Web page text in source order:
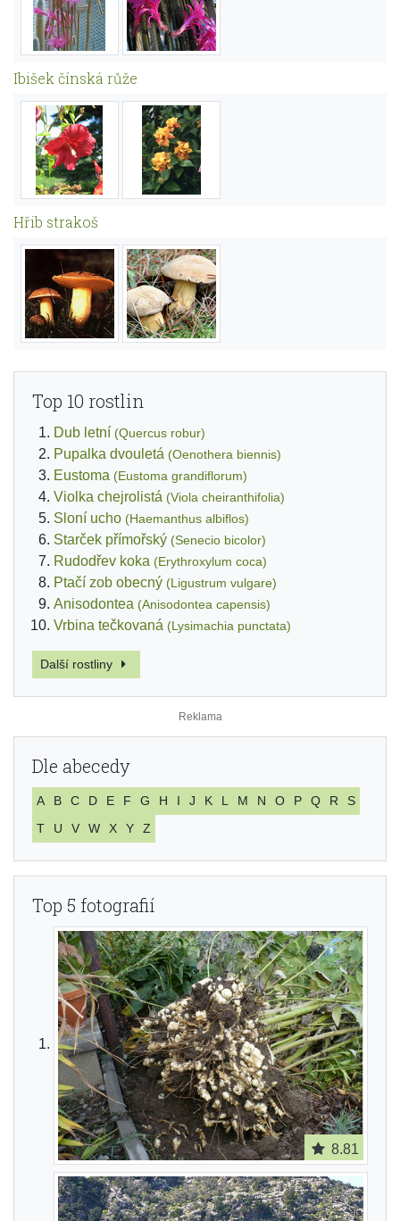
Ibišek čínská růže
Hřib strakoš
Top 10 rostlin
Dub letní (Quercus robur)
Pupalka dvouletá (Oenothera biennis)
Eustoma (Eustoma grandiflorum)
Violka chejrolistá (Viola cheiranthifolia)
Sloní ucho (Haemanthus albiflos)
Starček přímořský (Senecio bicolor)
Rudodřev koka (Erythroxylum coca)
Ptačí zob obecný (Ligustrum vulgare)
Anisodontea (Anisodontea capensis)
Vrbina tečkovaná (Lysimachia punctata)
Další rostliny
Dle abecedy
A B C D E F G H I J K L M N O P Q R
S
T
U V W X Y Z
Top 5 fotografií
8.81